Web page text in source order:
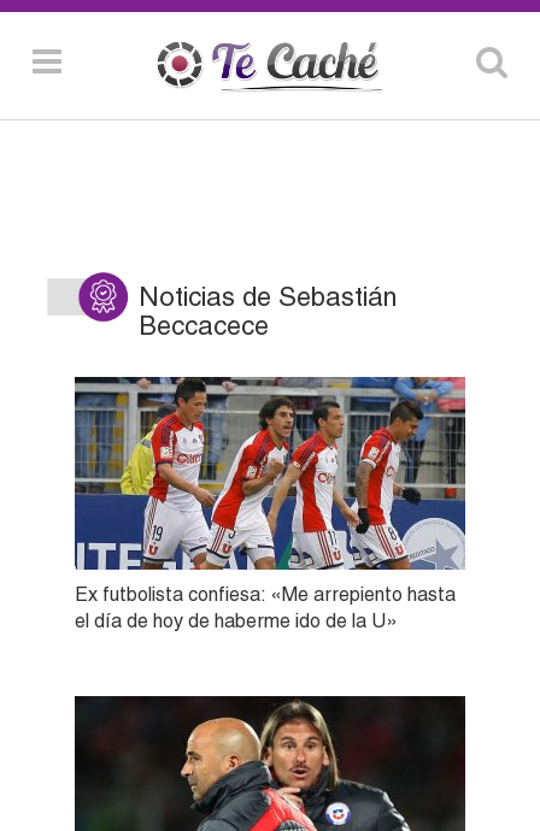
Noticias de Sebastián
Beccacece
Ex futbolista confiesa: «Me arrepiento hasta
el día de hoy de haberme ido de la U»